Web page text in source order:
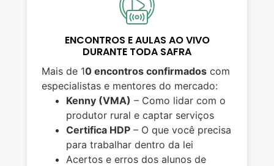
ENCONTROS E AULAS AO VIVO
DURANTE TODA SAFRA
Mais de 10 encontros confirmados com
especialistas e mentores do mercado:
Kenny (VMA) – Como lidar com o
produtor rural e captar serviços
Certifica HDP – O que você precisa
para trabalhar dentro da lei
Acertos e erros dos alunos de